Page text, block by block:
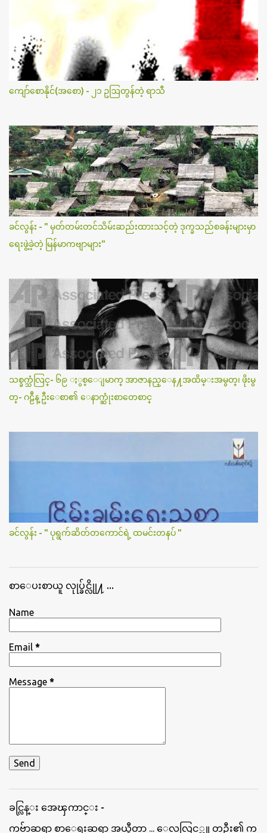
ကျော်စောနိုင်(အစော) - ၂၁ ဥဩတွန်တဲ့ ရာသီ
ခင်လွန်း - " မှတ်တမ်းတင်သိမ်းဆည်းထားသင့်တဲ့ ဒုက္ခသည်စခန်းများမှာ
ရေးဖွဲ့ခဲ့တဲ့ မြန်မာကဗျာများ"
သစ္ခက္သံလြင္- ၆၉ ႏွစ္ေျမာက္ အာဇာနည္ေန႔အထိမ္းအမွတ္၊ ဖိုးမွ
တ္- ဂဠဳန္ ဦးေစာ၏ ေနာက္ဆုံးစာတေစာင္
ခင်လွန်း - " ပုရွက်ဆိတ်တကောင်ရဲ့ ထမင်းတနပ် "
စာေပးစာယူ လုုပ္ခ်င္လိုု႔ ...
Name
Email *
Message *
ခင္လြန္း အေၾကာင္း -
ကဗ်ာဆရာ စာေရးဆရာ အယ္ဒီတာ ... ေလလြင့္သူ တဦး၏ က